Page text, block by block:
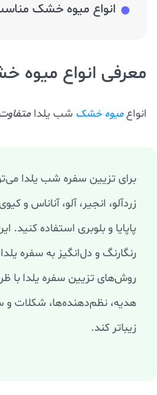
انواع میوه خشک
معرفی انواع
انواعمیوه خشک شب یلدا
برای تزیین سفره شب یلدا
زردآلو، انجیر، آلو، آناناس و
پاپایا و بلوبری استفاده کنید.
رنگارنگ و دل‌انگیز به سفره
روش‌های تزیین سفره یلدا با
هدیه، نظم‌دهنده‌ها، شکلات و
زیباتر کند.